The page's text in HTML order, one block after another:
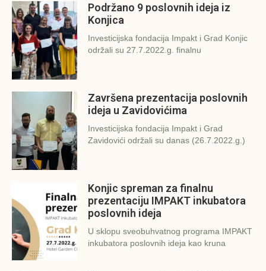
Podržano 9 poslovnih ideja iz
Konjica
Investicijska fondacija Impakt i Grad Konjic
održali su 27.7.2022.g. finalnu
Završena prezentacija poslovnih
ideja u Zavidovićima
Investicijska fondacija Impakt i Grad
Zavidovići održali su danas (26.7.2022.g.)
Konjic spreman za finalnu
prezentaciju IMPAKT inkubatora
poslovnih ideja
U sklopu sveobuhvatnog programa IMPAKT
inkubatora poslovnih ideja kao kruna